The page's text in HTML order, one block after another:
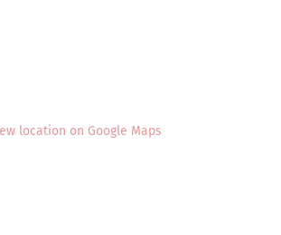
location on Google Maps